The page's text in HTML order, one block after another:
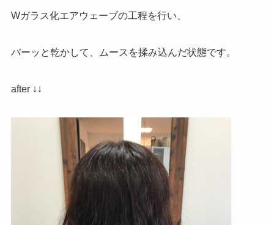
Wガラス化エアウェーブの工程を行い、
バーッと乾かして、ムースを揉み込んだ状態です。
after ↓↓